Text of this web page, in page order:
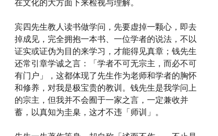
在文化的大方面下来检视与理解。
宾四先生教人读书做学问，先要虚掉一颗心，即去
掉成见，完全拥抱一本书、一位学者的说法，不以
证实或证伪为目的来学习，才能得见真章；钱先生
还常引章学诚之言：「学者不可无宗主，而必不可
有门户」，这都体现了先生作为老师和学者的胸怀
和修养，对我是极宝贵的教训。钱先生是我学问上
的宗主，但我并不会囿于一家之言，一定兼收并
蓄，以真知为圭臬，这才不违「师训」。